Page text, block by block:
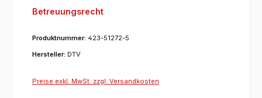
Betreuungsrecht
Produktnummer: 423-51272-5
Hersteller: DTV
Preise exkl. MwSt. zzgl. Versandkosten